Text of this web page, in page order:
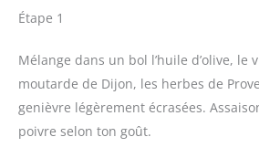
Étape 1
Mélange dans un bol l’huile d’olive, le
moutarde de Dijon, les herbes de
genièvre légèrement écrasées.
poivre selon ton goût.